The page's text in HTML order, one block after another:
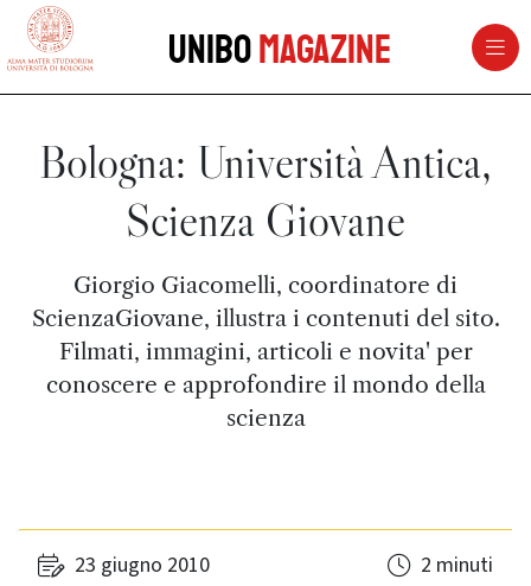
vai al contenuto della pagina
UniboMagazine
Bologna: Università Antica,
Scienza Giovane
Giorgio Giacomelli, coordinatore di
ScienzaGiovane, illustra i contenuti del sito.
Filmati, immagini, articoli e novita' per
conoscere e approfondire il mondo della
scienza
23 giugno 2010 2 minuti